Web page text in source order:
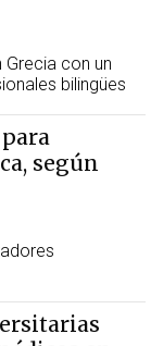
Grecia con un
bilingües
según